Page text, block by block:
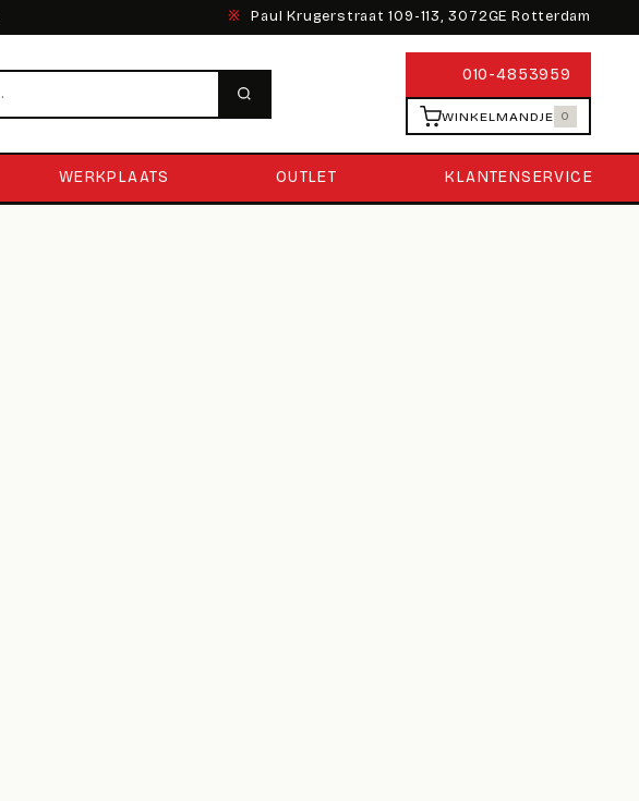
※ Paul Krugerstraat 109-113, 3072GE Rotterdam
010-4853959
WINKELMANDJE 0
WERKPLAATS OUTLET KLANTENSERVICE